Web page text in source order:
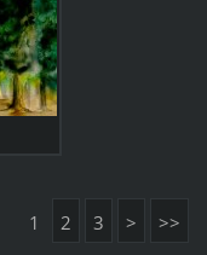
1 2 3 > >>